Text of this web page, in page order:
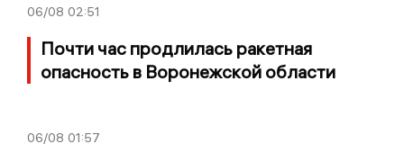
06/08 02:51
Почти час продлилась ракетная
опасность в Воронежской области
06/08 01:57